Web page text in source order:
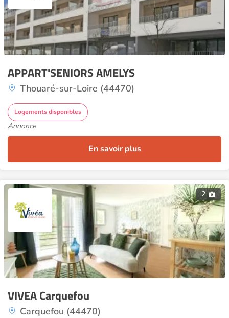
APPART'SENIORS AMELYS
Thouaré-sur-Loire (44470)
Logements disponibles
Annonce
En savoir plus
2
VIVEA Carquefou
Carquefou (44470)